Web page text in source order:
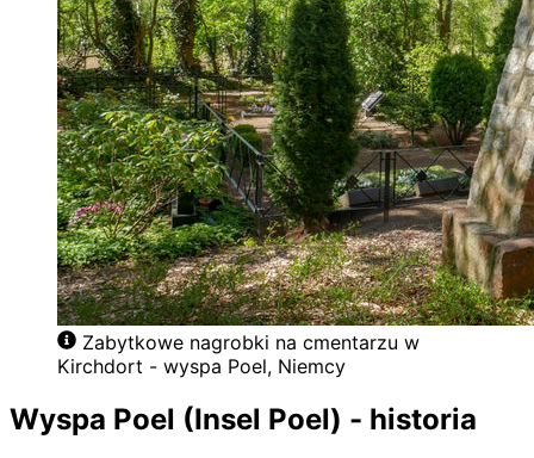
Zabytkowe nagrobki na cmentarzu w
Kirchdort - wyspa Poel, Niemcy
Wyspa Poel (Insel Poel) - historia